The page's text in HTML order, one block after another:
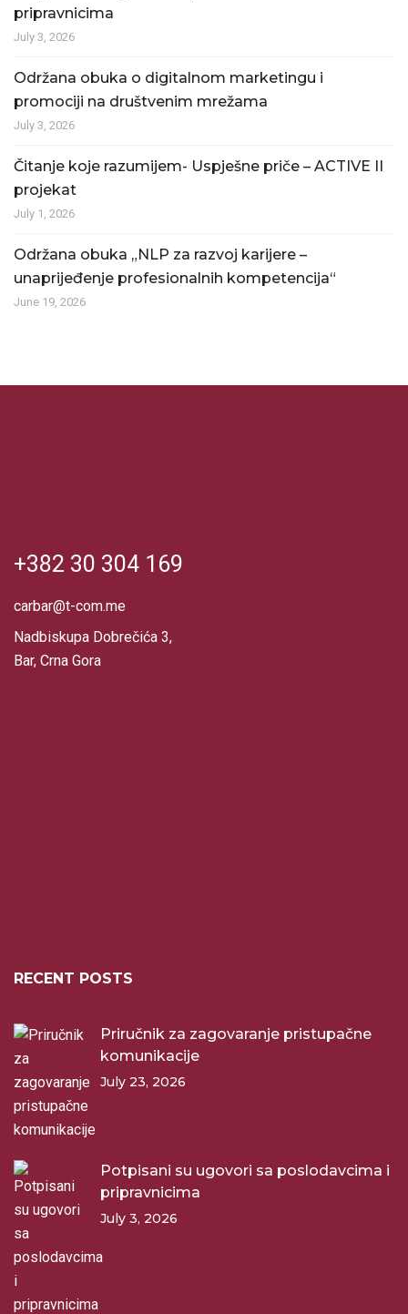
pripravnicima
July 3, 2026
Održana obuka o digitalnom marketingu i
promociji na društvenim mrežama
July 3, 2026
Čitanje koje razumijem- Uspješne priče – ACTIVE II
projekat
July 1, 2026
Održana obuka „NLP za razvoj karijere –
unaprijeđenje profesionalnih kompetencija“
June 19, 2026
+382 30 304 169
carbar@t-com.me
Nadbiskupa Dobrečića 3,
Bar, Crna Gora
RECENT POSTS
Priručnik za zagovaranje pristupačne
komunikacije
July 23, 2026
Potpisani su ugovori sa poslodavcima i
pripravnicima
July 3, 2026